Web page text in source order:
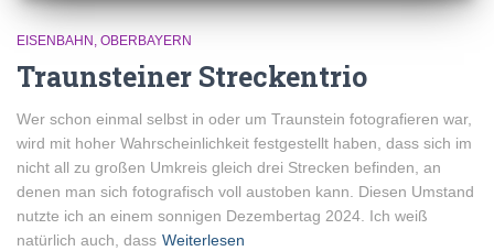
EISENBAHN OBERBAYERN
Traunsteiner Streckentrio
Wer schon einmal selbst in oder um Traunstein fotografieren war,
wird mit hoher Wahrscheinlichkeit festgestellt haben, dass sich im
nicht all zu großen Umkreis gleich drei Strecken befinden, an
denen man sich fotografisch voll austoben kann. Diesen Umstand
nutzte ich an einem sonnigen Dezembertag 2024. Ich weiß
natürlich auch, dass Weiterlesen